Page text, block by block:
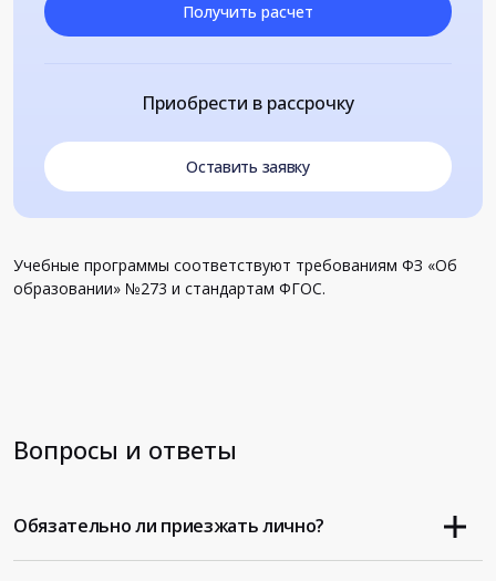
Получить расчет
Приобрести в рассрочку
Оставить заявку
Учебные программы соответствуют требованиям ФЗ «Об
образовании» №273 и стандартам ФГОС.
Вопросы и ответы
Обязательно ли приезжать лично?